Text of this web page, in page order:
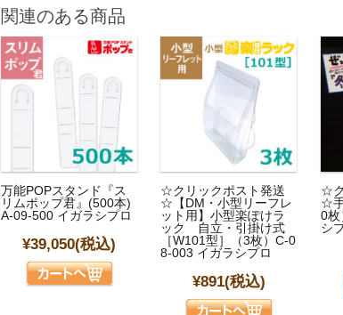
関連のある商品
万能POPスタンド『ス
リムポップ君』(500本)
A-09-500 イガラシプロ
¥39,050(税込)
☆クリックポスト発送
☆【DM・小型リーフレ
ット用】小型楽ぽけラ
ック 自立・引掛け式
［W101型］（3枚）C-0
8-003 イガラシプロ
¥891(税込)
☆
☆
0枚
シ